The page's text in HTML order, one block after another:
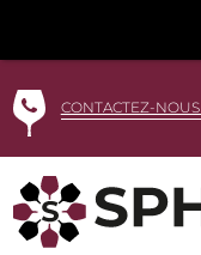
au
contenuCONTACTEZ-NOUS